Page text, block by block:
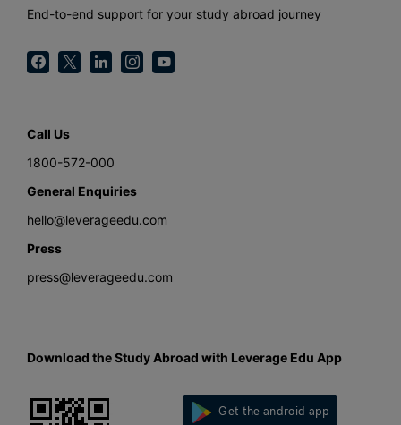
End-to-end support for your study abroad journey
Call Us
1800-572-000
General Enquiries
hello@leverageedu.com
Press
press@leverageedu.com
Download the Study Abroad with Leverage Edu App
Get the android app